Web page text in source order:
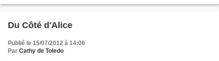
Du Côté d'Alice
Publié le 15/07/2012 à 14:06
Par Cathy de Toledo